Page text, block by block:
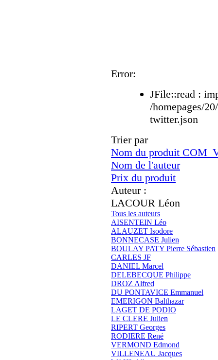
Error:
JFile::read :
/homepages/
twitter.json
Trier par
Nom du produit
Nom de l'auteur
Prix du produit
Auteur :
LACOUR Léon
Tous les auteurs
AISENTEIN Léo
ALAUZET Isodore
BONNECASE Julien
BOULAY PATY Pierre Sébastien
CARLES JF
DANIEL Marcel
DELEBECQUE Philippe
DROZ Alfred
DU PONTAVICE Emmanuel
EMERIGON Balthazar
LAGET DE PODIO
LE CLERE Julien
RIPERT Georges
RODIERE René
VERMOND Edmond
VILLENEAU Jacques